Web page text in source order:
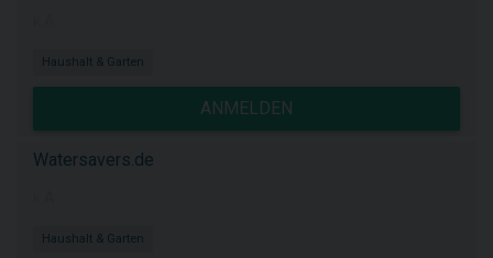
Haushalt & Garten
ANMELDEN
Watersavers.de
Haushalt & Garten